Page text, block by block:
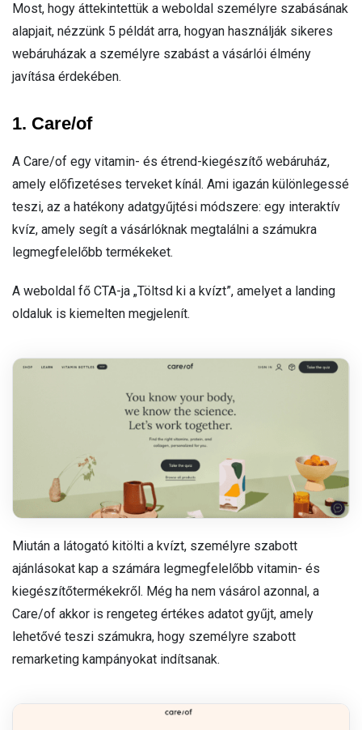
Most, hogy áttekintettük a weboldal személyre szabásának
alapjait, nézzünk 5 példát arra, hogyan használják sikeres
webáruházak a személyre szabást a vásárlói élmény
javítása érdekében.
1. Care/of
A Care/of egy vitamin- és étrend-kiegészítő webáruház,
amely előfizetéses terveket kínál. Ami igazán különlegessé
teszi, az a hatékony adatgyűjtési módszere: egy interaktív
kvíz, amely segít a vásárlóknak megtalálni a számukra
legmegfelelőbb termékeket.
A weboldal fő CTA-ja „Töltsd ki a kvízt”, amelyet a landing
oldaluk is kiemelten megjelenít.
Miután a látogató kitölti a kvízt, személyre szabott
ajánlásokat kap a számára legmegfelelőbb vitamin- és
kiegészítőtermékekről. Még ha nem vásárol azonnal, a
Care/of akkor is rengeteg értékes adatot gyűjt, amely
lehetővé teszi számukra, hogy személyre szabott
remarketing kampányokat indítsanak.